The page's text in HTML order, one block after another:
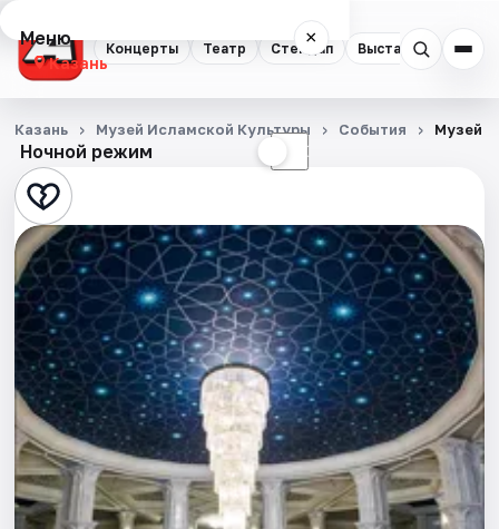
Концерты Театр Стендап Выставки
Меню ×
Казань
Концерты
Театр
Стендап
Выставки
Квесты
Экскурсии
Спорт
События
Ночной режим ☾
Казань Музей Исламской Культуры События Музей